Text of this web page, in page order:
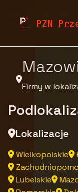
PZN
Firmy w
Lokalizacje
Wielkopolskie
Lubelskie